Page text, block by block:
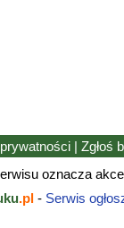
| Zgłoś
oznacza
.pl - Serwis